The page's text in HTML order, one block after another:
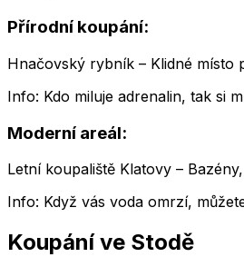
Přírodní koupání:
Hnačovský rybník – Klidné místo
Info: Kdo miluje adrenalin, tak si
Moderní areál:
Letní koupaliště Klatovy –
Info: Když vás voda omrzí,
Koupání ve Stodě